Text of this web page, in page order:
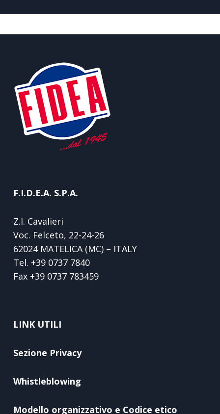
F.I.D.E.A. S.P.A.
Z.I. Cavalieri
Voc. Felceto, 22-24-26
62024 MATELICA (MC) – ITALY
Tel. +39 0737 7840
Fax +39 0737 783459
LINK UTILI
Sezione Privacy
Whistleblowing
Modello organizzativo e Codice etico